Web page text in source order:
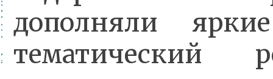
дополняли
тематический